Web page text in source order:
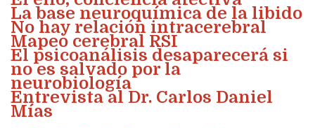
La base neuroquímica de la libido
No hay relación intracerebral
Mapeo cerebral RSI
El psicoanálisis desaparecerá si
no es salvado por la
neurobiología
Entrevista al Dr. Carlos Daniel
Mías